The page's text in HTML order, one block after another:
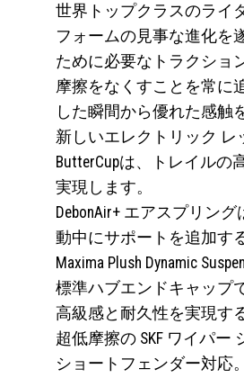
世界トップクラスのライ
フォームの見事な進化を
ために必要なトラクショ
摩擦をなくすことを常に
した瞬間から優れた感触
新しいエレクトリック レ
ButterCupは、トレイル
実現します。
DebonAir+ エアスプリン
動中にサポートを追加す
Maxima Plush Dynamic
標準ハブエンドキャップ
高級感と耐久性を実現す
超低摩擦の SKF ワイパ
ショートフェンダー対応